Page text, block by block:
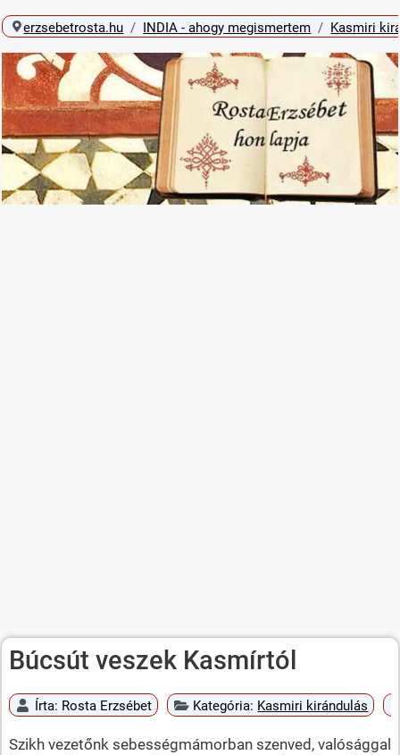
erzsebetrosta.hu INDIA - ahogy megismertem Kasmiri
Búcsút veszek Kasmírtól
Írta: Rosta Erzsébet Kategória: Kasmiri kirándulás
Szikh vezetőnk sebességmámorban szenved, valósággal